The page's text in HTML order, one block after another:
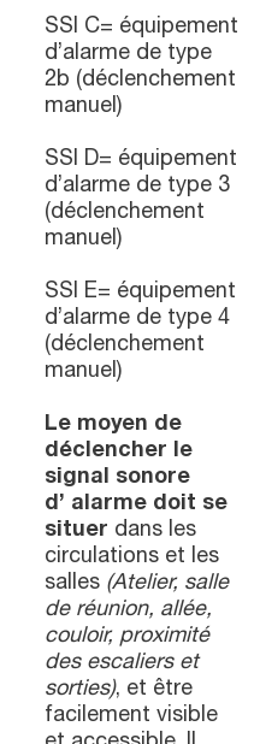
SSI C= équipement
d’alarme de type
2b (déclenchement
manuel)
SSI D= équipement
d’alarme de type 3
(déclenchement
manuel)
SSI E= équipement
d’alarme de type 4
(déclenchement
manuel)
Le moyen de
déclencher le
signal sonore
d’ alarme doit se
situer dans les
circulations et les
salles (Atelier, salle
de réunion, allée,
couloir, proximité
des escaliers et
sorties), et être
facilement visible